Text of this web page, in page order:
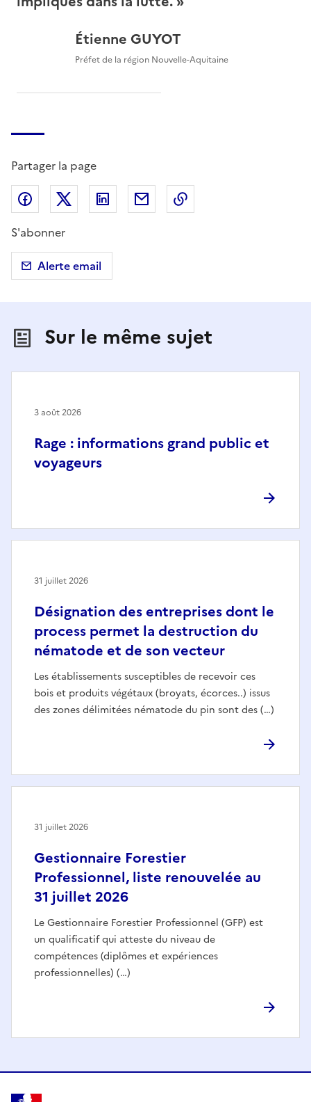
Étienne GUYOT
Préfet de la région Nouvelle-Aquitaine
Partager la page
Partager sur Facebook
Partager sur X (anciennement Twitter)
Partager sur LinkedIn
Partager par email
S'abonner
Alerte email
Sur le même sujet
Rage : informations grand public et
voyageurs
3 août 2026
Désignation des entreprises dont le
process permet la destruction du
nématode et de son vecteur
Les établissements susceptibles de recevoir ces
bois et produits végétaux (broyats, écorces..) issus
des zones délimitées nématode du pin sont des (…)
31 juillet 2026
Gestionnaire Forestier
Professionnel, liste renouvelée au
31 juillet 2026
Le Gestionnaire Forestier Professionnel (GFP) est
un qualificatif qui atteste du niveau de
compétences (diplômes et expériences
professionnelles) (…)
31 juillet 2026